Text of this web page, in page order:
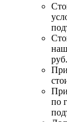
руб.
При
по